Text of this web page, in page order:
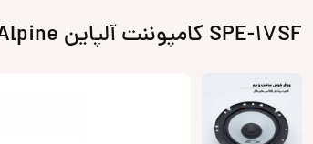
SPE-17SF کامپوننت آلپاین Alpine